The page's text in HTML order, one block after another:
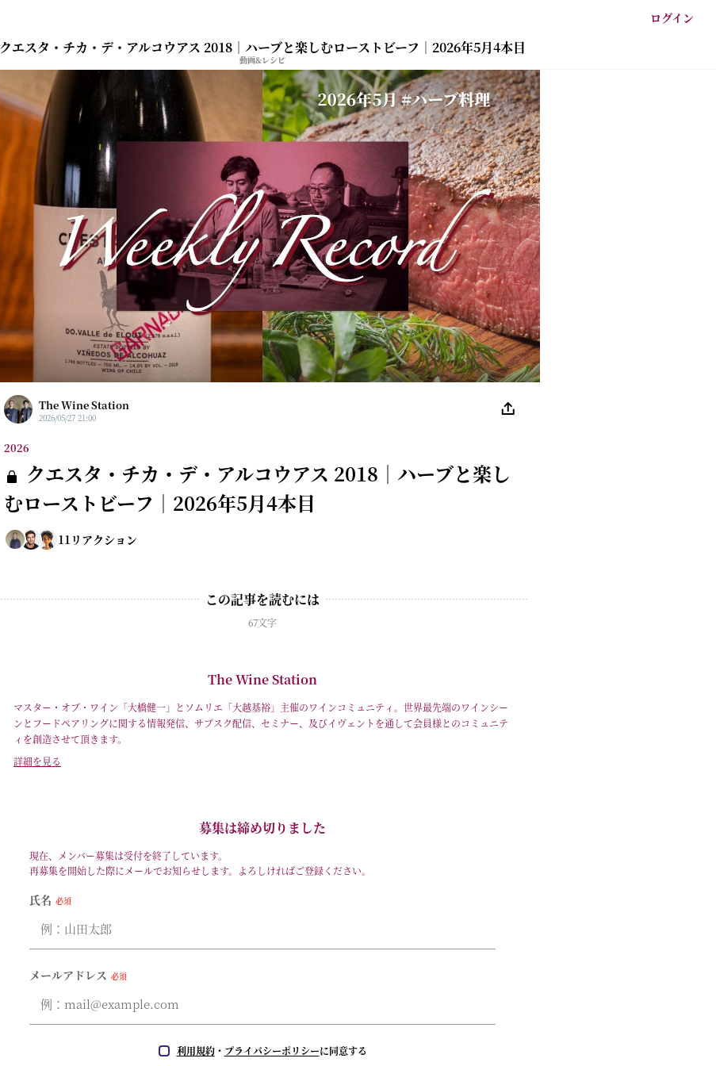
ログイン
クエスタ・チカ・デ・アルコウアス 2018｜ハーブと楽しむローストビーフ｜2026年5月4本目
動画&レシピ
The Wine Station
2026/05/27 21:00
2026
クエスタ・チカ・デ・アルコウアス 2018｜ハーブと楽し
むローストビーフ｜2026年5月4本目
11 リアクション
この記事を読むには
67文字
The Wine Station
マスター・オブ・ワイン「大橋健一」とソムリエ「大越基裕」主催のワインコミュニティ。世界最先端のワインシー
ンとフードペアリングに関する情報発信、サブスク配信、セミナー、及びイヴェントを通して会員様とのコミュニテ
ィを創造させて頂きます。
詳細を見る
募集は締め切りました
現在、メンバー募集は受付を終了しています。
再募集を開始した際にメールでお知らせします。よろしければご登録ください。
氏名 必須
メールアドレス 必須
利用規約・ プライバシーポリシーに同意する